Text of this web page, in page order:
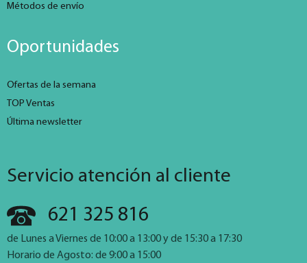
Métodos de envío
Oportunidades
Ofertas de la semana
TOP Ventas
Última newsletter
Servicio atención al cliente
621 325 816
de Lunes a Viernes de 10:00 a 13:00 y de 15:30 a 17:30
Horario de Agosto: de 9:00 a 15:00